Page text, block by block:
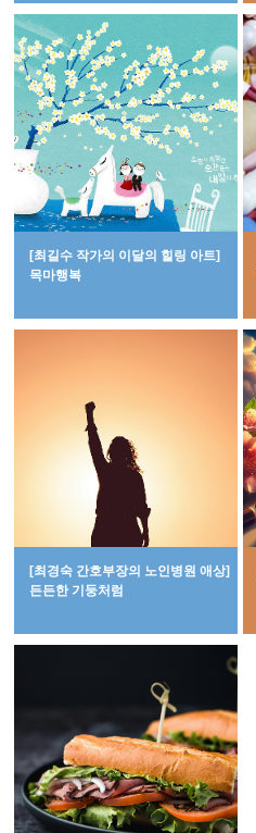
[최길수 작가의 이달의 힐링 아트]
목마행복
[최경숙 간호부장의 노인병원 애상]
든든한 기둥처럼